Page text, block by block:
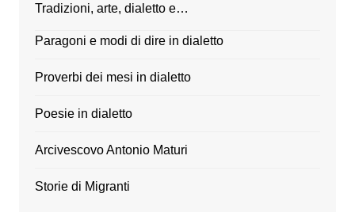
Tradizioni, arte, dialetto e…
Paragoni e modi di dire in dialetto
Proverbi dei mesi in dialetto
Poesie in dialetto
Arcivescovo Antonio Maturi
Storie di Migranti